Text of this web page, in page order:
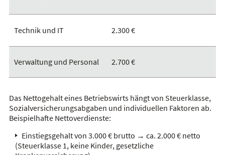
Technik und IT 2.300 €
Verwaltung und Personal 2.700 €
Das Nettogehalt eines Betriebswirts hängt von Steuerklasse,
Sozialversicherungsabgaben und individuellen Faktoren ab.
Beispielhafte Nettoverdienste:
Einstiegsgehalt von 3.000 € brutto → ca. 2.000 € netto
(Steuerklasse 1, keine Kinder, gesetzliche